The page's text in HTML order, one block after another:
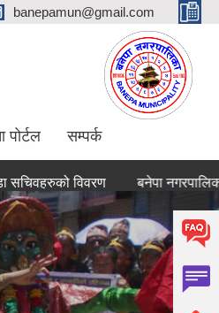
banepamun@gmail.com
पोर्टल सम्पर्क
विवरण बनेपा नगरपालिकाको
स्वागत छ ।